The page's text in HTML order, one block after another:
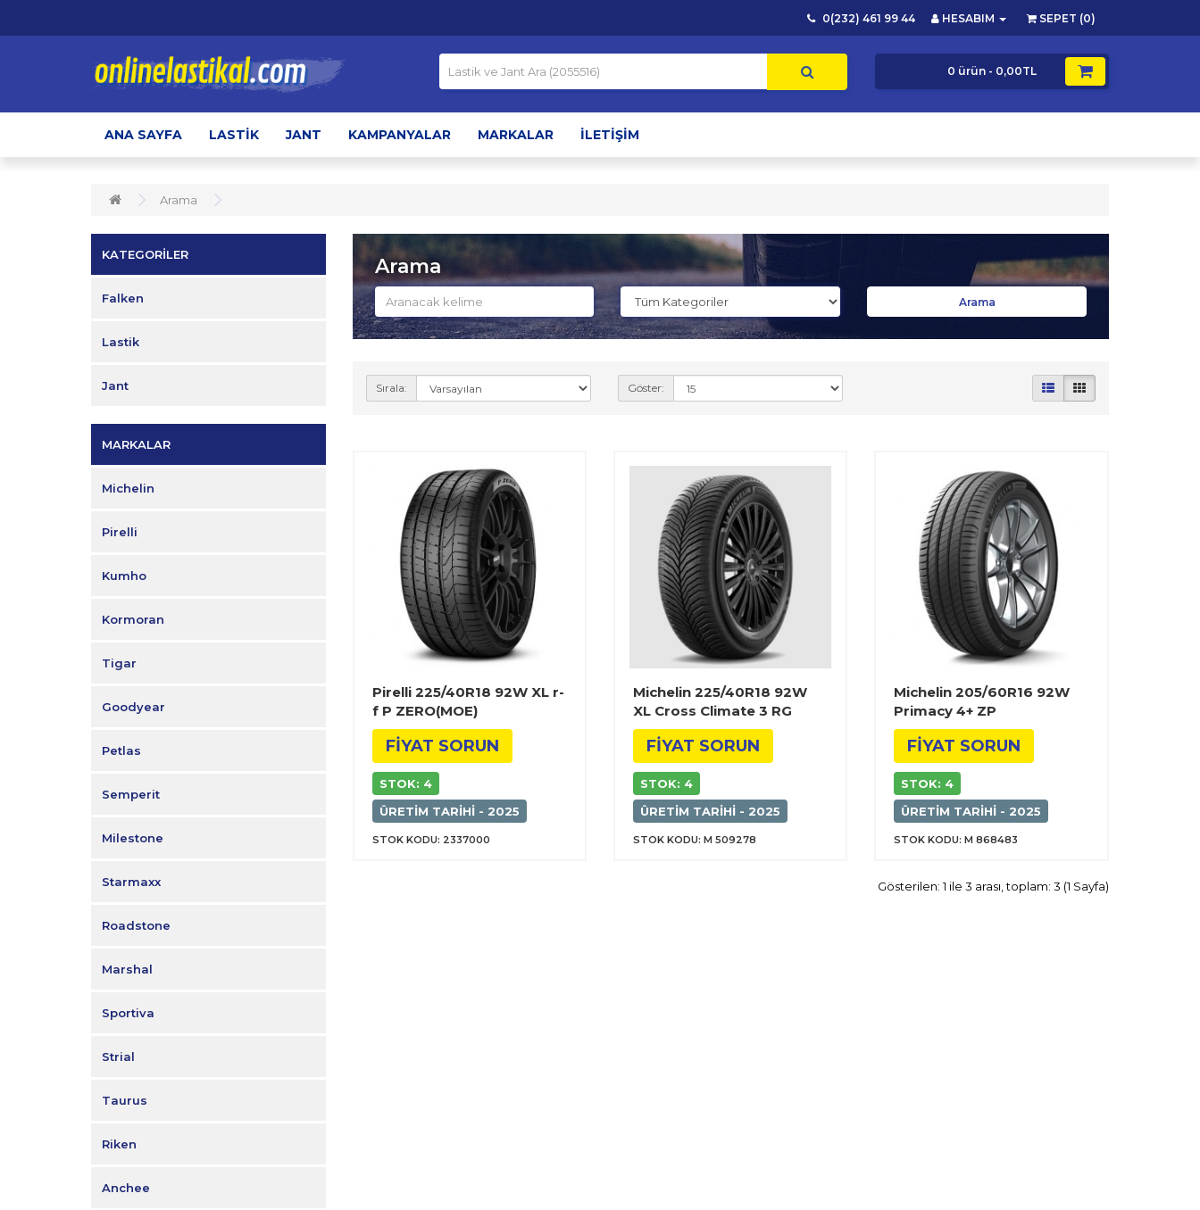
0(232) 461 99 44 HESABIM SEPET (0)
0 ürün - 0,00TL
ANA SAYFA LASTIK JANT KAMPANYALAR MARKALAR İLETIŞIM
Arama
KATEGORİLER
Falken
Lastik
Jant
MARKALAR
Michelin
Pirelli
Kumho
Kormoran
Tigar
Goodyear
Petlas
Semperit
Milestone
Starmaxx
Roadstone
Marshal
Sportiva
Strial
Taurus
Riken
Anchee
Arama
Sırala: Göster:
Pirelli 225/40R18 92W XL r-
f P ZERO(MOE)
FİYAT SORUN
STOK: 4
ÜRETIM TARIHI - 2025
STOK KODU: 2337000
Michelin 225/40R18 92W
XL Cross Climate 3 RG
FİYAT SORUN
STOK: 4
ÜRETIM TARIHI - 2025
STOK KODU: M 509278
Michelin 205/60R16 92W
Primacy 4+ ZP
FİYAT SORUN
STOK: 4
ÜRETIM TARIHI - 2025
STOK KODU: M 868483
Gösterilen: 1 ile 3 arası, toplam: 3 (1 Sayfa)